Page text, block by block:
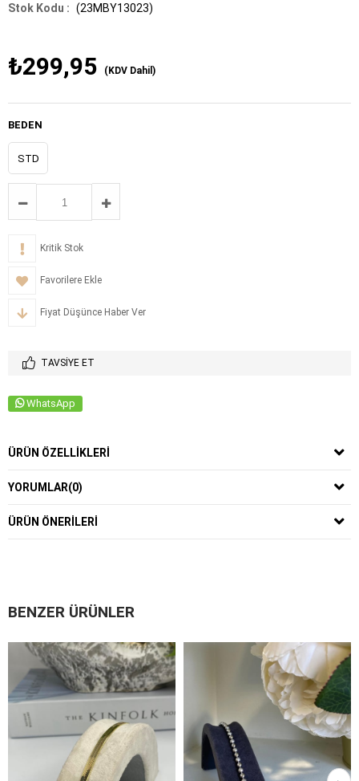
(23MBY13023)
₺299,95 (KDV Dahil)
BEDEN
STD
Kritik Stok
Favorilere Ekle
Fiyat Düşünce Haber Ver
TAVSIYE ET
WhatsApp
ÜRÜN ÖZELLIKLERI
YORUMLAR(0)
ÜRÜN ÖNERILERI
BENZER ÜRÜNLER